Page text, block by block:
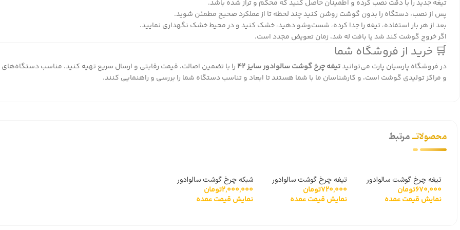
تیغه جدید را با دقت نصب کرده و اطمینان حاصل کنید که محکم و تراز شده باشد.
پس از نصب، دستگاه را بدون گوشت روشن کنید چند لحظه تا از عملکرد صحیح مطمئن شوید.
بعد از هر بار استفاده، تیغه را جدا کرده، شست‌وشو دهید، خشک کنید و در محیط خشک نگهداری نمایید.
اگر خروج گوشت کند شد یا بافت له شد، زمان تعویض مجدد است.
🛒 خرید از فروشگاه شما
در فروشگاه پارسیان پارت می‌توانیدتیغه چرخ گوشت سالوادور سایز ۴۲
را با تضمین اصالت، قیمت رقابتی و ارسال سریع تهیه کنید. مناسب
و مراکز تولیدی گوشت است، و کارشناسان ما با شما هستند تا ابعاد و تناسب دستگاه شما را بررسی و راهنمایی کنند.
محصولاتــمرتبط
تیغه چرخ گوشت سالوادور
سایز 12
670,000تومان
نمایش قیمت عمده
تیغه چرخ گوشت سالوادور
سایز ۳۲
720,000تومان
نمایش قیمت عمده
شبکه چرخ گوشت سالوادور
۳۲ سوراخ ۳.۵
2,000,000تومان
نمایش قیمت عمده